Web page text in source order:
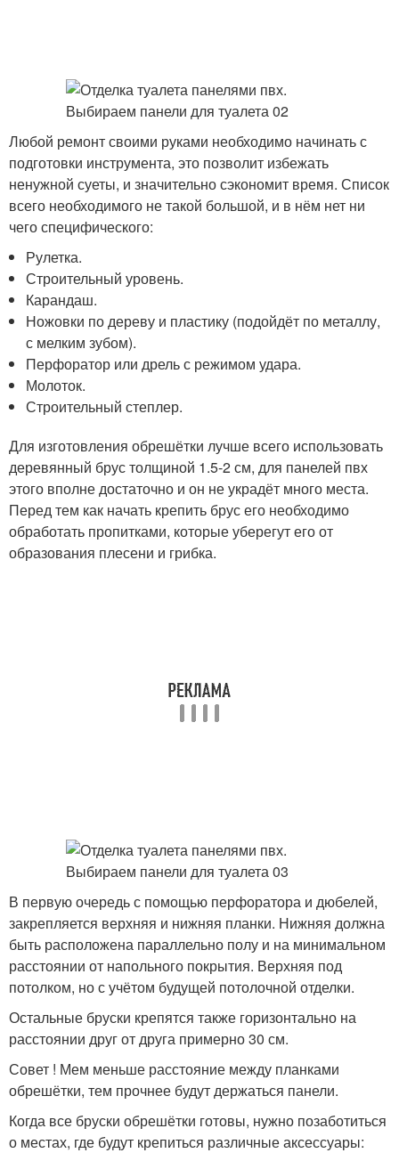
Любой ремонт своими руками необходимо начинать с
подготовки инструмента, это позволит избежать
ненужной суеты, и значительно сэкономит время. Список
всего необходимого не такой большой, и в нём нет ни
чего специфического:
Рулетка.
Строительный уровень.
Карандаш.
Ножовки по дереву и пластику (подойдёт по металлу,
с мелким зубом).
Перфоратор или дрель с режимом удара.
Молоток.
Строительный степлер.
Для изготовления обрешётки лучше всего использовать
деревянный брус толщиной 1.5-2 см, для панелей пвх
этого вполне достаточно и он не украдёт много места.
Перед тем как начать крепить брус его необходимо
обработать пропитками, которые уберегут его от
образования плесени и грибка.
В первую очередь с помощью перфоратора и дюбелей,
закрепляется верхняя и нижняя планки. Нижняя должна
быть расположена параллельно полу и на минимальном
расстоянии от напольного покрытия. Верхняя под
потолком, но с учётом будущей потолочной отделки.
Остальные бруски крепятся также горизонтально на
расстоянии друг от друга примерно 30 см.
Совет ! Мем меньше расстояние между планками
обрешётки, тем прочнее будут держаться панели.
Когда все бруски обрешётки готовы, нужно позаботиться
о местах, где будут крепиться различные аксессуары: